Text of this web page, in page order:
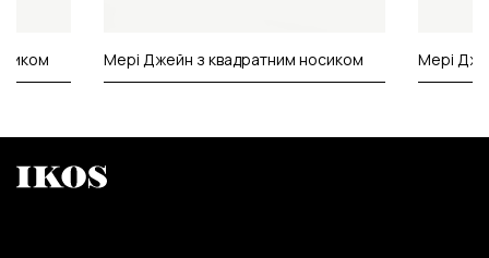
Мері Джейн з квадратним носиком Мері